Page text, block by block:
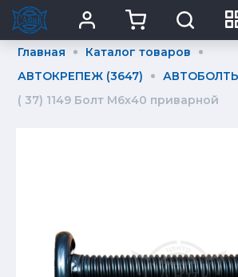
Главная
Каталог товаров
АВТОКРЕПЕЖ (3647)
( 37) 1149 Болт М6х40 приварной